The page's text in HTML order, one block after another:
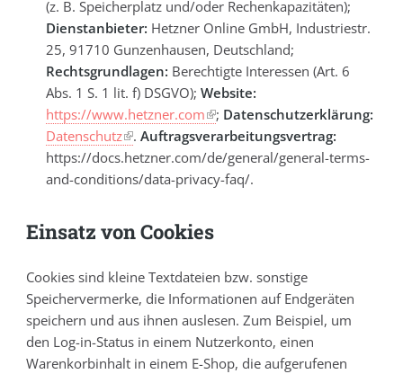
(z. B. Speicherplatz und/oder Rechenkapazitäten);
Dienstanbieter: Hetzner Online GmbH, Industriestr.
25, 91710 Gunzenhausen, Deutschland;
Rechtsgrundlagen: Berechtigte Interessen (Art. 6
Abs. 1 S. 1 lit. f) DSGVO);Website:
https://www.hetzner.com
; Datenschutzerklärung:
Datenschutz
.Auftragsverarbeitungsvertrag:
https://docs.hetzner.com/de/general/general-terms-
and-conditions/data-privacy-faq/.
Einsatz von Cookies
Cookies sind kleine Textdateien bzw. sonstige
Speichervermerke, die Informationen auf Endgeräten
speichern und aus ihnen auslesen. Zum Beispiel, um
den Log-in-Status in einem Nutzerkonto, einen
Warenkorbinhalt in einem E-Shop, die aufgerufenen